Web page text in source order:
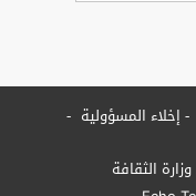
إخلاء المسؤولية